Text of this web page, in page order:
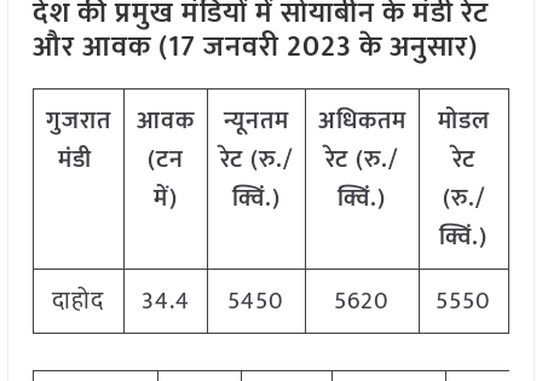
देश की प्रमुख मंडियों में सोयाबीन के मंडी रेट
और आवक (17 जनवरी 2023 के अनुसार)
गुजरात
मंडी
आवक
(टन
में)
न्यूनतम
रेट (रु./
क्विं.)
अधिकतम
रेट (रु./
क्विं.)
मोडल
रेट
(रु./
क्विं.)
दाहोद
34.4 5450 5620 5550